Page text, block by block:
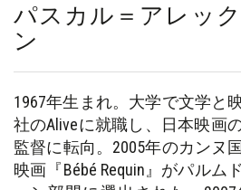
パスカル＝アレッ
ン
1967年生まれ。大学で文学と
社のAliveに就職し、日本映画
監督に転向。2005年のカンヌ
映画『Bébé Requin』がパルム